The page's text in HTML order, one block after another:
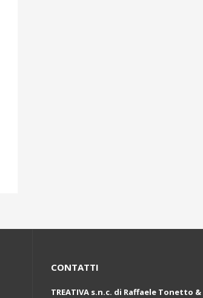
CONTATTI
TREATIVA s.n.c. di Raffaele Tonetto &